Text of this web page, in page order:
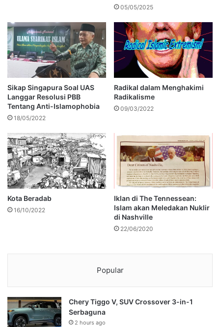
05/05/2025
Sikap Singapura Soal UAS
Langgar Resolusi PBB
Tentang Anti-Islamophobia
18/05/2022
Radikal dalam Menghakimi
Radikalisme
09/03/2022
Kota Beradab
16/10/2022
Iklan di The Tennessean:
Islam akan Meledakan Nuklir
di Nashville
22/06/2020
Popular
Chery Tiggo V, SUV Crossover 3-in-1
Serbaguna
2 hours ago